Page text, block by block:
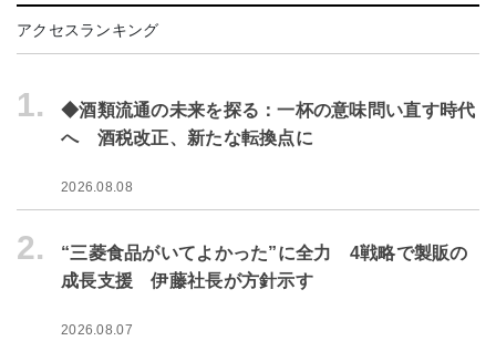
アクセスランキング
1.
◆酒類流通の未来を探る：一杯の意味問い直す時代
へ 酒税改正、新たな転換点に
2026.08.08
2.
“三菱食品がいてよかった”に全力 4戦略で製販の
成長支援 伊藤社長が方針示す
2026.08.07